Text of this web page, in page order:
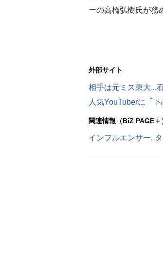
ーの高橋弘樹氏が務
外部サイト
関連情報（BiZ PAGE＋
インフルエンサー,